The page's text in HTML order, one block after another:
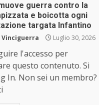
guerra contro la
e boicotta ogni
targata Infantino
Vinciguerra Luglio 30, 2026
l'accesso per
questo contenuto. Si
In. Non sei un membro?